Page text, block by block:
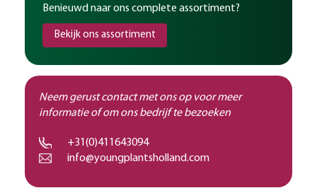
Benieuwd naar ons complete assortiment?
Bekijk ons assortiment
Neem gerust contact met ons op voor meer
informatie of om ons bedrijf te bezoeken
+31(0)411643094
info@youngplantsholland.com